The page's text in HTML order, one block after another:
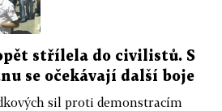
střílela do civilistů. S
se očekávají další boje
sil proti demonstracím